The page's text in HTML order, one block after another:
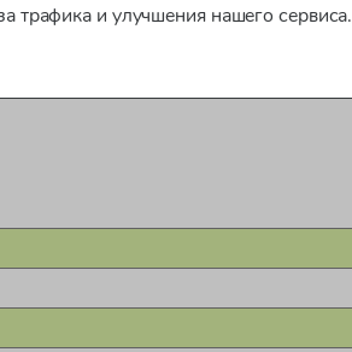
трафика и улучшения нашего сервиса.